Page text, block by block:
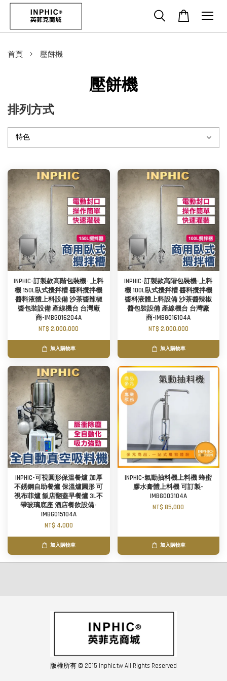
首頁 › 壓餅機
壓餅機
排列方式
INPHIC-訂製款高階包裝機- 上料
機 150L臥式攪拌槽 醬料攪拌機
醬料液體上料設備 沙茶醬辣椒
醬包裝設備 產線機台 台灣廠
商-IMBG016204A
NT$ 2,000,000
加入購物車
INPHIC-訂製款高階包裝機-上料
機 100L臥式攪拌槽 醬料攪拌機
醬料液體上料設備 沙茶醬辣椒
醬包裝設備 產線機台 台灣廠
商-IMBG016104A
NT$ 2,000,000
加入購物車
INPHIC-可視圓形保溫餐爐 加厚
不銹鋼自助餐爐 保溫爐圓形 可
視布菲爐 飯店翻蓋早餐爐 3L不
帶玻璃底座 酒店餐飲設備-
IMBG015104A
NT$ 4,000
加入購物車
INPHIC-氣動抽料機上料機 蜂蜜
膠水膏體上料機 可訂製-
IMBG003104A
NT$ 85,000
加入購物車
版權所有 © 2015 Inphic.tw All Rights Reserved